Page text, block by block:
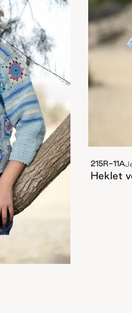
215R-11A
Heklet